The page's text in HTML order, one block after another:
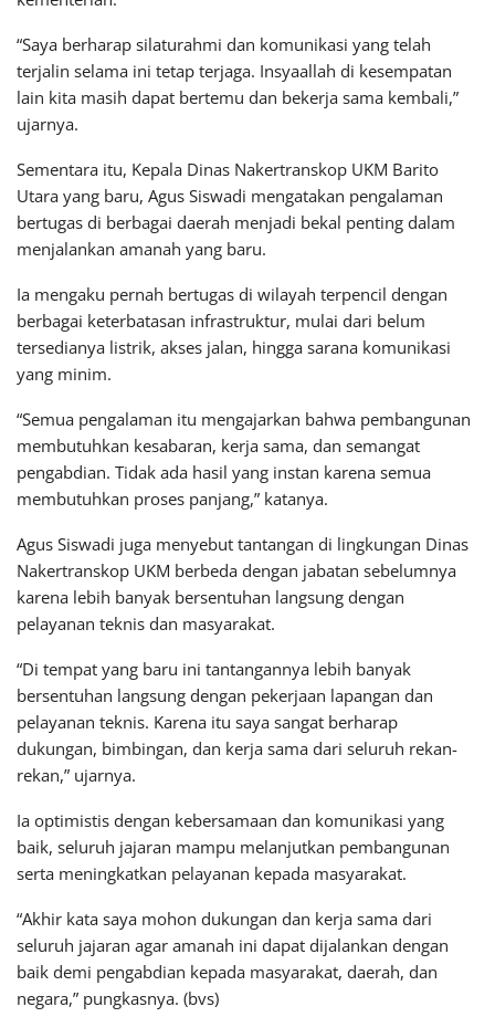
“Saya berharap silaturahmi dan komunikasi yang telah
terjalin selama ini tetap terjaga. Insyaallah di kesempatan
lain kita masih dapat bertemu dan bekerja sama kembali,”
ujarnya.
Sementara itu, Kepala Dinas Nakertranskop UKM Barito
Utara yang baru, Agus Siswadi mengatakan pengalaman
bertugas di berbagai daerah menjadi bekal penting dalam
menjalankan amanah yang baru.
Ia mengaku pernah bertugas di wilayah terpencil dengan
berbagai keterbatasan infrastruktur, mulai dari belum
tersedianya listrik, akses jalan, hingga sarana komunikasi
yang minim.
“Semua pengalaman itu mengajarkan bahwa pembangunan
membutuhkan kesabaran, kerja sama, dan semangat
pengabdian. Tidak ada hasil yang instan karena semua
membutuhkan proses panjang,” katanya.
Agus Siswadi juga menyebut tantangan di lingkungan Dinas
Nakertranskop UKM berbeda dengan jabatan sebelumnya
karena lebih banyak bersentuhan langsung dengan
pelayanan teknis dan masyarakat.
“Di tempat yang baru ini tantangannya lebih banyak
bersentuhan langsung dengan pekerjaan lapangan dan
pelayanan teknis. Karena itu saya sangat berharap
dukungan, bimbingan, dan kerja sama dari seluruh rekan-
rekan,” ujarnya.
Ia optimistis dengan kebersamaan dan komunikasi yang
baik, seluruh jajaran mampu melanjutkan pembangunan
serta meningkatkan pelayanan kepada masyarakat.
“Akhir kata saya mohon dukungan dan kerja sama dari
seluruh jajaran agar amanah ini dapat dijalankan dengan
baik demi pengabdian kepada masyarakat, daerah, dan
negara,” pungkasnya. (bvs)